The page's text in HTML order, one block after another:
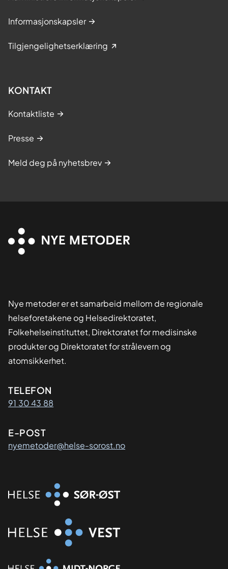
Informasjonskapsler
Tilgjengelighetserklæring
KONTAKT
Kontaktliste
Presse
Meld deg på nyhetsbrev
Nye metoder er et samarbeid mellom de regionale
helseforetakene og Helsedirektoratet,
Folkehelseinstituttet, Direktoratet for medisinske
produkter og Direktoratet for strålevern og
atomsikkerhet.
Kontaktinformasjon
TELEFON
91 30 43 88
E-POST
nyemetoder@helse-sorost.no
Organisasjon